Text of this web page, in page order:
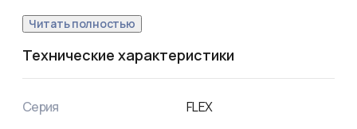
Посмотреть зону покрытия цифрового ТВ (DVB-T2)
вашего района или населенного пункта можно на
официальном сайте ЦТВ: http://цтв.орг/зона-покрытия
Антенна не работает без подачи питания.
Масса: 0,3 кг. Размеры в сборе, с учетом подставки:
Читать полностью
Технические характеристики
Серия FLEX